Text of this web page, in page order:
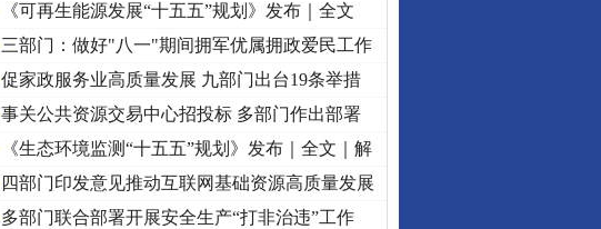
《可再生能源发展“十五五”规划》发布｜全文
三部门：做好"八一"期间拥军优属拥政爱民工作
促家政服务业高质量发展 九部门出台19条举措
事关公共资源交易中心招投标 多部门作出部署
《生态环境监测“十五五”规划》发布｜全文｜解
读
四部门印发意见推动互联网基础资源高质量发展
多部门联合部署开展安全生产“打非治违”工作